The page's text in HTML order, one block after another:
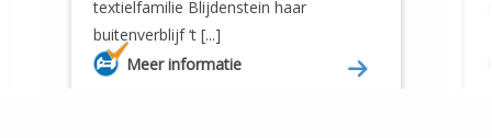
textielfamilie Blijdenstein haar
buitenverblijf ‘t [...]
Meer informatie